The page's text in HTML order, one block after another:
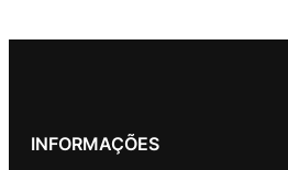
INFORMAÇÕES